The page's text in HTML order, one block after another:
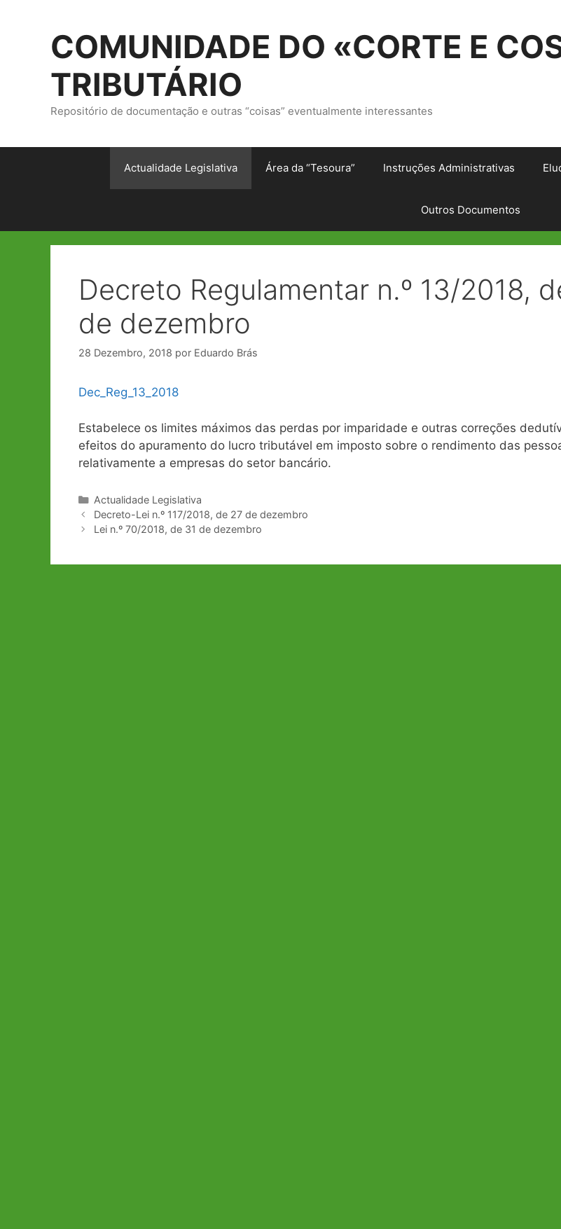
COMUNIDADE DO «CORTE E
TRIBUTÁRIO
Repositório de documentação e outras “coisas” eventualmente interessantes
Actualidade Legislativa Área da “Tesoura” Instruções Administrativas
Outros Documentos
Decreto Regulamentar n.º 13/2018,
de dezembro
28 Dezembro, 2018 por Eduardo Brás
Dec_Reg_13_2018
Estabelece os limites máximos das perdas por imparidade e outras correções
efeitos do apuramento do lucro tributável em imposto sobre o rendimento das
relativamente a empresas do setor bancário.
Categorias
Actualidade Legislativa
Navegação
de
Decreto-Lei n.º 117/2018, de 27 de dezembro
Lei n.º 70/2018, de 31 de dezembro